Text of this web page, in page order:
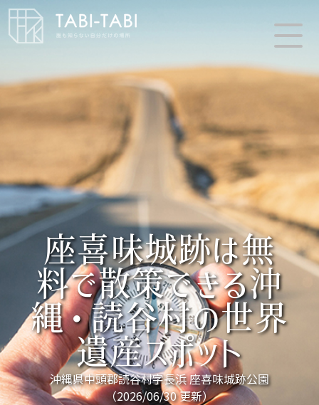
座喜味城跡は無
料で散策できる沖
縄・読谷村の世界
遺産スポット
沖縄県中頭郡読谷村字長浜 座喜味城跡公園
（2026/06/30 更新）